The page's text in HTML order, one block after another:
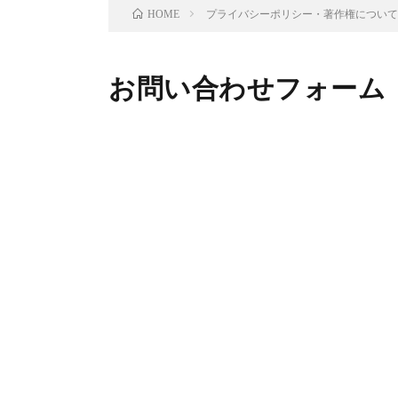
HOME プライバシーポリシー・著作権について
お問い合わせフォーム